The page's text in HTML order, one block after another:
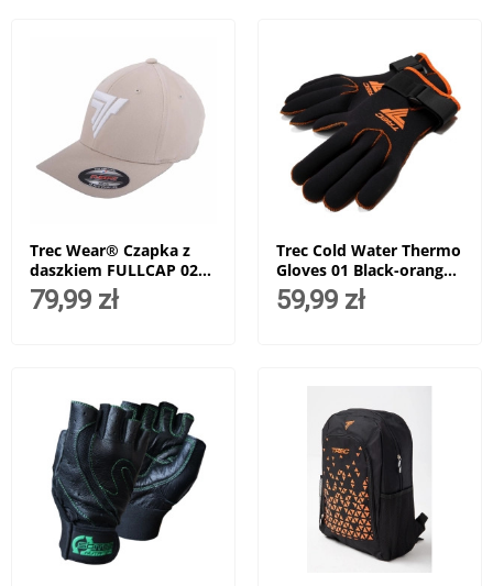
Trec Wear® Czapka z
daszkiem FULLCAP 023
Stone
79,99 zł
Trec Cold Water Thermo
Gloves 01 Black-orange -
1 para
59,99 zł